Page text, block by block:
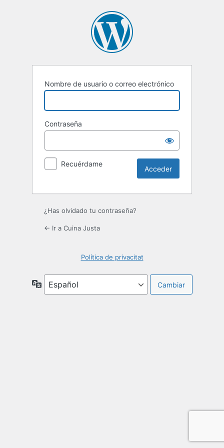
Nombre de usuario o correo electrónico
Contraseña
Recuérdame
¿Has olvidado tu contraseña?
← Ir a Cuina Justa
Política de privacitat
Idioma